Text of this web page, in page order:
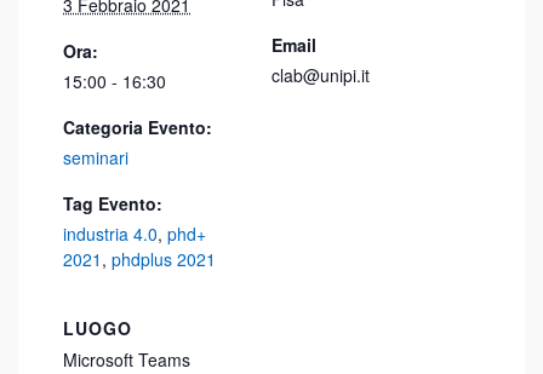
Ora:
15:00 - 16:30
Categoria Evento:
seminari
Tag Evento:
industria 4.0, phd+
2021 , phdplus 2021
LUOGO
Microsoft Teams
Email
clab@unipi.it